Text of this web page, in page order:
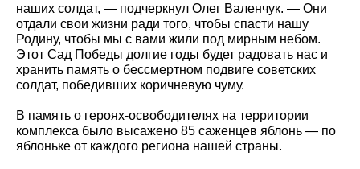
наших солдат, — подчеркнул Олег Валенчук. — Они
отдали свои жизни ради того, чтобы спасти нашу
Родину, чтобы мы с вами жили под мирным небом.
Этот Сад Победы долгие годы будет радовать нас и
хранить память о бессмертном подвиге советских
солдат, победивших коричневую чуму.
В память о героях-освободителях на территории
комплекса было высажено 85 саженцев яблонь — по
яблоньке от каждого региона нашей страны.